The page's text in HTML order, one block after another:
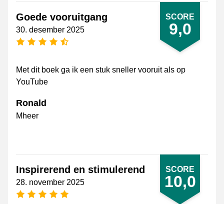
SCORE
9,0
Goede vooruitgang
30. desember 2025
[_General:NumberOfStarsPluralFormat]
Met dit boek ga ik een stuk sneller vooruit als op
YouTube
Ronald
Mheer
SCORE
10,0
Inspirerend en stimulerend
28. november 2025
[_General:NumberOfStarsPluralFormat]